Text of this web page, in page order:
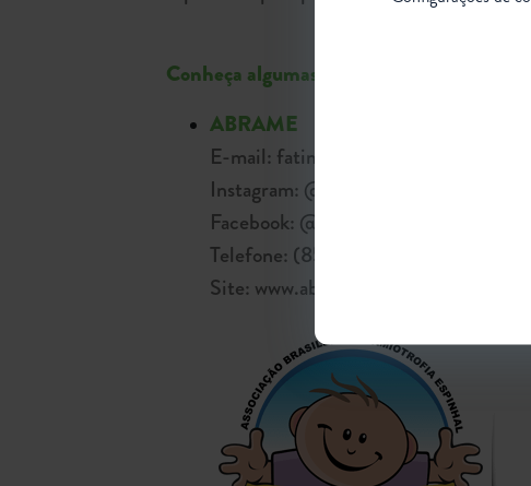
Conheça algumas dessas organizações:
ABRAME
E-mail: fatima_abrame@hotmail.com
Instagram: @abrame_ame
Facebook: @abrameamebrasil
Telefone: (85) 99913-9057
Site: www.abramebrasil.com.br